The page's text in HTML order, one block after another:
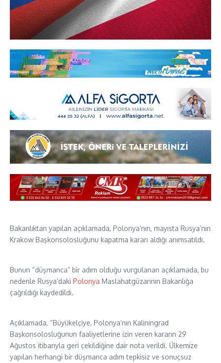
Bakanlıktan yapılan açıklamada, Polonya’nın, mayısta Rusya’nın
Krakow Başkonsolosluğunu kapatma kararı aldığı anımsatıldı.
Bunun “düşmanca” bir adım olduğu vurgulanan açıklamada, bu
nedenle Rusya’daki Polonya Maslahatgüzarının Bakanlığa
çağrıldığı kaydedildi.
Açıklamada, “Büyükelçiye, Polonya’nın Kaliningrad
Başkonsolosluğunun faaliyetlerine izin veren kararın 29
Ağustos itibarıyla geri çekildiğine dair nota verildi. Ülkemize
yapılan herhangi bir düşmanca adım tepkisiz ve sonuçsuz